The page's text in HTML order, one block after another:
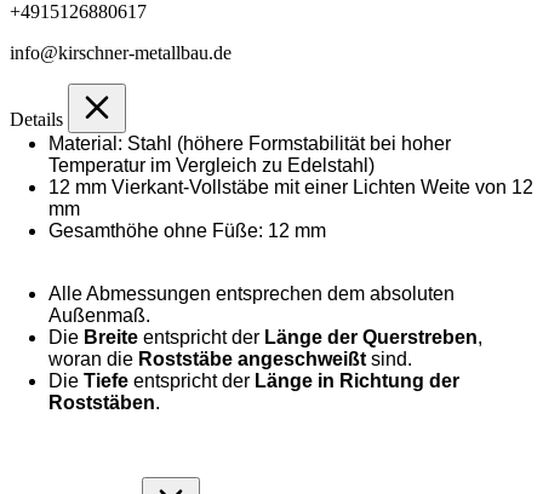
+4915126880617
info@kirschner-metallbau.de
Details
Material: Stahl (höhere Formstabilität bei hoher
Temperatur im Vergleich zu Edelstahl)
12 mm Vierkant-Vollstäbe mit einer Lichten Weite von 12
mm
Gesamthöhe ohne Füße: 12 mm
Alle Abmessungen entsprechen dem absoluten
Außenmaß.
Die Breite entspricht der Länge der Querstreben,
woran die Roststäbe angeschweißt sind.
Die Tiefe entspricht der Länge in Richtung der
Roststäben.